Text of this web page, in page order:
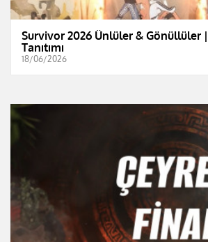
Survivor 2026 Ünlüler & Gönüllüler |
Tanıtımı
18/06/2026